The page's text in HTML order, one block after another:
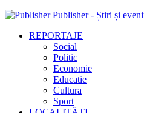
Publisher - Știri și
REPORTAJE
Social
Politic
Economie
Educatie
Cultura
Sport